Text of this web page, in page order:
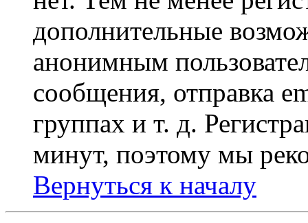
дополнительные
анонимным
сообщения, отправка
группах и т. д.
минут, поэтому мы
Вернуться к началу